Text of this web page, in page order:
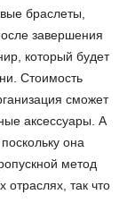
браслеты,
завершения
который будет
Стоимость
сможет
аксессуары. А
она
метод
отраслях, так что